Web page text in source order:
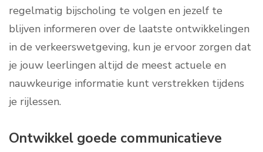
regelmatig bijscholing te volgen en jezelf te
blijven informeren over de laatste ontwikkelingen
in de verkeerswetgeving, kun je ervoor zorgen dat
je jouw leerlingen altijd de meest actuele en
nauwkeurige informatie kunt verstrekken tijdens
je rijlessen.
Ontwikkel goede communicatieve